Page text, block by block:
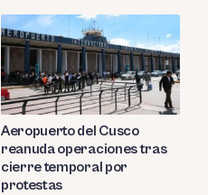
Aeropuerto del Cusco
reanuda operaciones tras
cierre temporal por
protestas